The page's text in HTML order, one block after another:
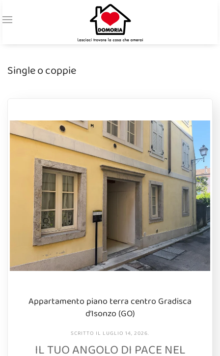
Single o coppie
Appartamento piano terra centro Gradisca
d’Isonzo (GO)
SCRITTO IL LUGLIO 14, 2026.
IL TUO ANGOLO DI PACE NEL